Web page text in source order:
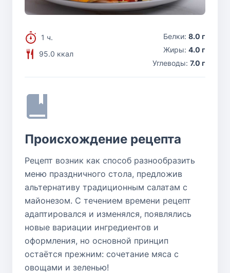
1 ч.
95.0 ккал
Белки: 8.0 г
Жиры: 4.0 г
Углеводы: 7.0 г
Происхождение рецепта
Рецепт возник как способ разнообразить
меню праздничного стола, предложив
альтернативу традиционным салатам с
майонезом. С течением времени рецепт
адаптировался и изменялся, появлялись
новые вариации ингредиентов и
оформления, но основной принцип
остаётся прежним: сочетание мяса с
овощами и зеленью!